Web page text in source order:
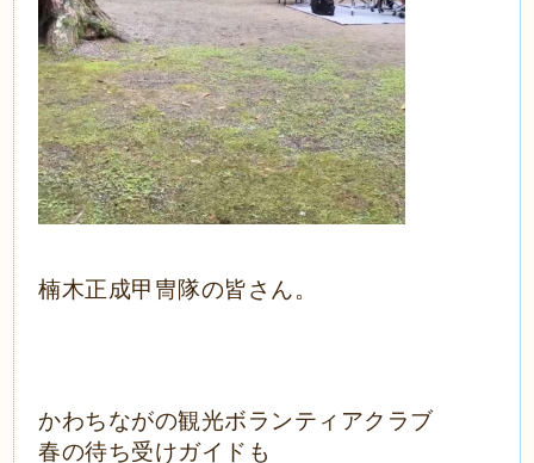
楠木正成甲冑隊の皆さん。
かわちながの観光ボランティアクラブ
春の待ち受けガイドも